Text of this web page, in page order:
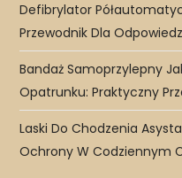
Defibrylator
Przewodnik Dla
Bandaż Samoprzylepny
Opatrunku: Praktyczny
Laski Do Chodzenia
Ochrony W Codziennym